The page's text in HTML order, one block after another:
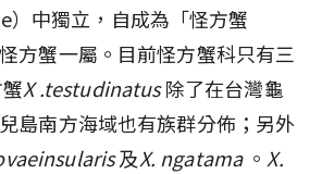
）中獨立，自成為「怪方蟹
方蟹一屬。目前怪方蟹科只有三
X .testudinatus除了在台灣龜
島南方海域也有族群分佈；另外
及X. ngatama。X.